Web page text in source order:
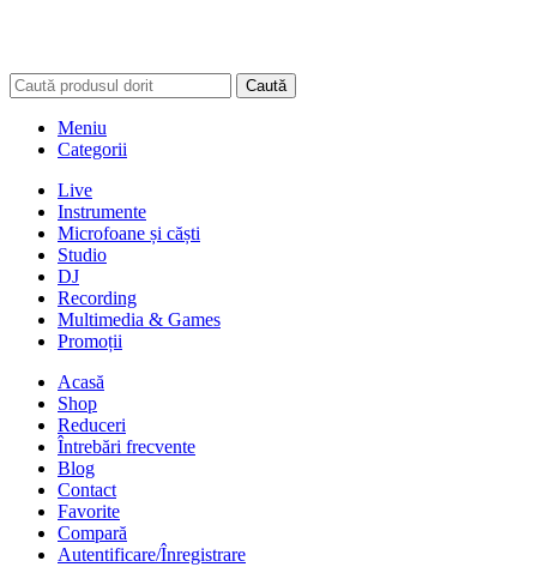
Caută
Meniu
Categorii
Live
Instrumente
Microfoane și căști
Studio
DJ
Recording
Multimedia & Games
Promoții
Acasă
Shop
Reduceri
Întrebări frecvente
Blog
Contact
Favorite
Compară
Autentificare/Înregistrare